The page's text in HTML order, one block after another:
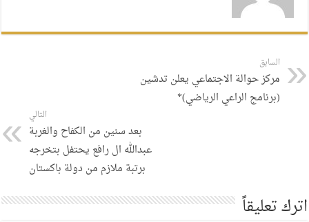
السابق
مركز حوالة الاجتماعي يعلن تدشين
(برنامج الراعي الرياضي)*
التالي
بعد سنين من الكفاح والغربة
عبدالله ال رافع يحتفل بتخرجه
برتبة ملازم من دولة باكستان
اترك تعليقاً